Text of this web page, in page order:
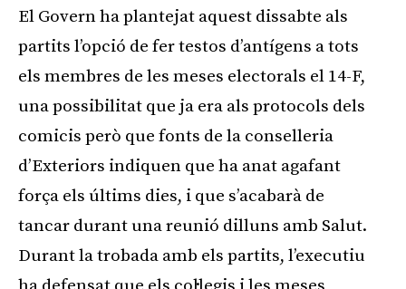
El Govern ha plantejat aquest dissabte als
partits l’opció de fer testos d’antígens a tots
els membres de les meses electorals el 14-F,
una possibilitat que ja era als protocols dels
comicis però que fonts de la conselleria
d’Exteriors indiquen que ha anat agafant
força els últims dies, i que s’acabarà de
tancar durant una reunió dilluns amb Salut.
Durant la trobada amb els partits, l’executiu